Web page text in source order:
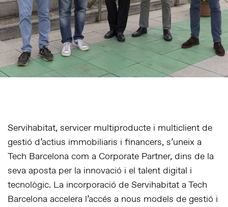
Servihabitat, servicer multiproducte i multiclient de
gestió d’actius immobiliaris i financers, s’uneix a
Tech Barcelona com a Corporate Partner, dins de la
seva aposta per la innovació i el talent digital i
tecnològic. La incorporació de Servihabitat a Tech
Barcelona accelera l’accés a nous models de gestió i